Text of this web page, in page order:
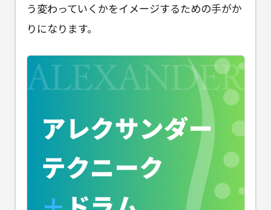
う変わっていくかをイメージするための手がか
りになります。